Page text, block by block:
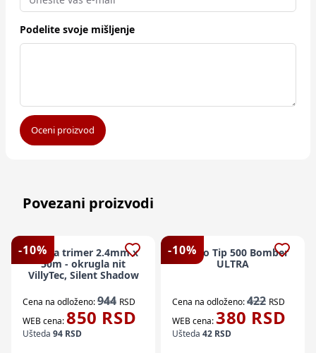
Podelite svoje mišljenje
Oceni proizvod
Povezani proizvodi
-10%
Silk za trimer 2.4mm x
50m - okrugla nit
VillyTec, Silent Shadow
Cena na odloženo:944 RSD
WEB cena:850 RSD
Ušteda 94 RSD
-10%
Vezivo Tip 500 Bomber
ULTRA
Cena na odloženo:422 RSD
WEB cena:380 RSD
Ušteda 42 RSD